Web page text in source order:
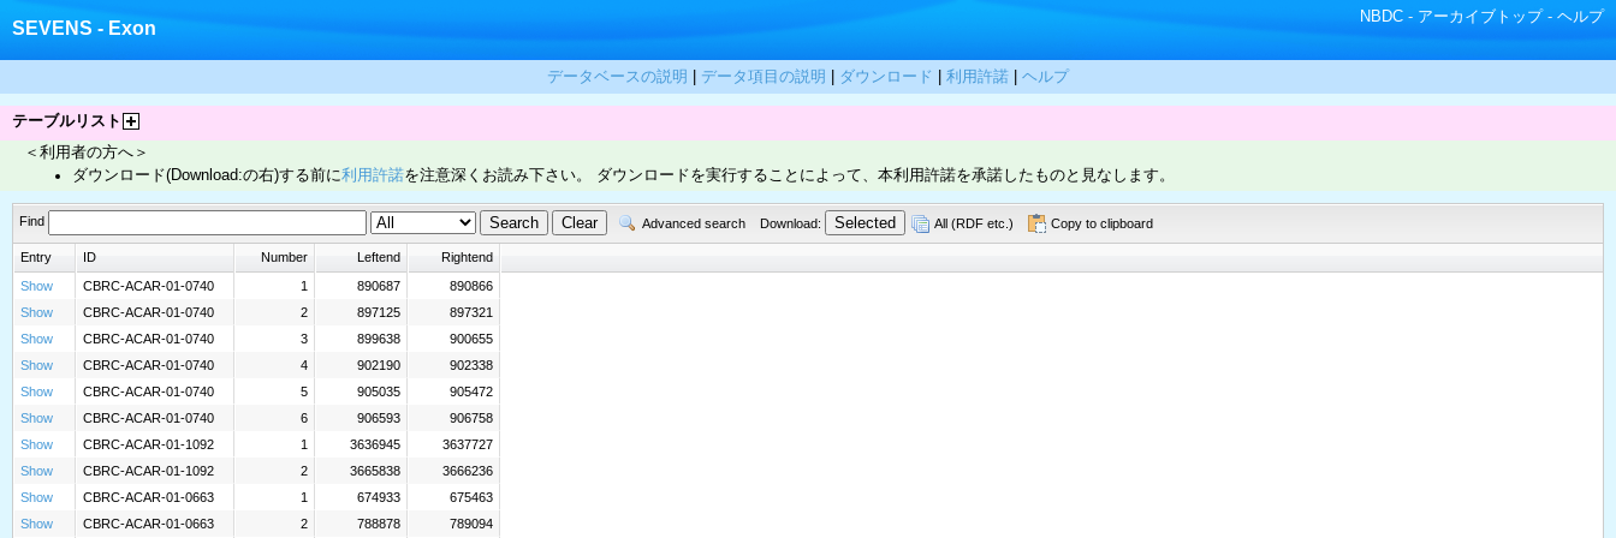
SEVENS - Exon
NBDC - アーカイブトップ - ヘルプ
データベースの説明 データ項目の説明 ダウンロード 利用許諾 ヘルプ
テーブルリスト
＜利用者の方へ＞
ダウンロード(Download:の右)する前に利用許諾を注意深くお読み下さい。 ダウンロードを実行することによって、本利用許諾を承諾したものと見なします。
Find Advanced search Download: All (RDF etc.) Copy to clipboard
Entry ID Number Leftend
Rightend
Show
CBRC-ACAR-01-0740 1 890687
890866
Show
CBRC-ACAR-01-0740 2 897125
897321
Show
CBRC-ACAR-01-0740 3 899638
900655
Show
CBRC-ACAR-01-0740 4 902190
902338
Show
CBRC-ACAR-01-0740 5 905035
905472
Show
CBRC-ACAR-01-0740 6 906593
906758
Show
CBRC-ACAR-01-1092 1 3636945
3637727
Show
CBRC-ACAR-01-1092 2 3665838
3666236
Show
CBRC-ACAR-01-0663 1 674933
675463
Show
CBRC-ACAR-01-0663 2 788878
789094